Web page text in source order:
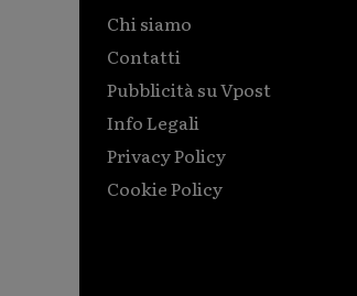
Chi siamo
Contatti
Pubblicità su Vpost
Info Legali
Privacy Policy
Cookie Policy